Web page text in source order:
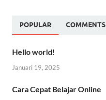
POPULAR COMMENTS
Hello world!
Januari 19, 2025
Cara Cepat Belajar Online